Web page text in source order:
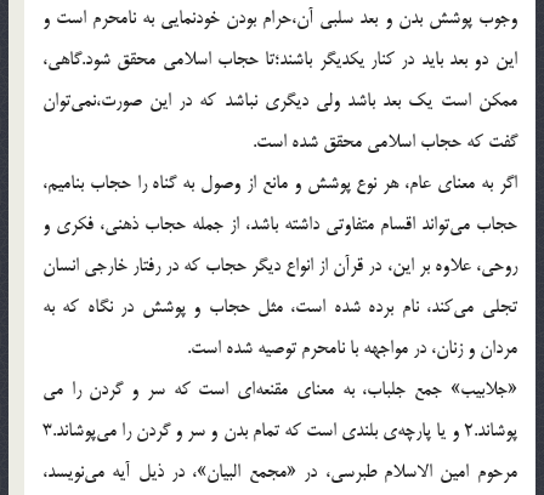
وجوب پوشش بدن و بعد سلبي آن،حرام بودن خودنمايي به نامحرم است و
اين دو بعد بايد در كنار يكديگر باشند؛تا حجاب اسلامي محقق شود.گاهي،
ممكن است يك بعد باشد ولي ديگري نباشد كه در اين صورت،‌نمي‌توان
گفت كه حجاب اسلامي محقق شده است.
اگر به معناي عام، هر نوع پوشش و مانع از وصول به گناه را حجاب بناميم،
حجاب مي‌تواند اقسام متفاوتي داشته باشد، از جمله حجاب ذهني، فكري و
روحي، علاوه بر اين، در قرآن از انواع ديگر حجاب كه در رفتار خارجي انسان
تجلي مي‌كند، نام برده شده است، مثل حجاب و پوشش در نگاه كه به
مردان و زنان، در مواجهه با نامحرم توصيه شده است.
«جلابيب» جمع جلباب، به معناي مقنعه‌اي است كه سر و گردن را مي
پوشاند.2 و يا پارچه‌ي بلندي است كه تمام بدن و سر و گردن را مي‌پوشاند.3
مرحوم امين الاسلام طبرسي، در «مجمع البيان»، در ذيل آيه مي‌نويسد،